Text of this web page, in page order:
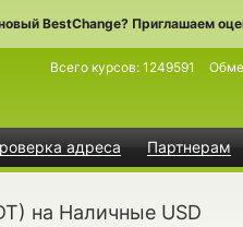
BestChange? Приглашаем
адреса Партнерам
Всего курсов: 1249591
на Наличные USD